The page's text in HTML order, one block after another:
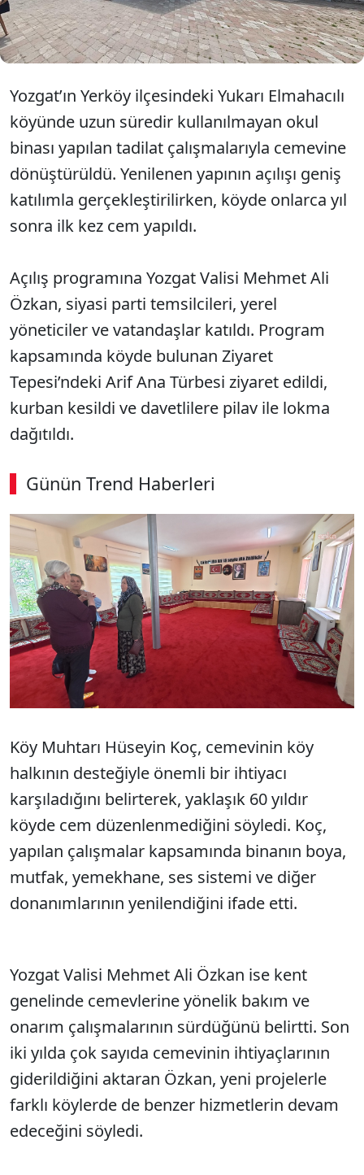
edildi
Yozgat’ın Yerköy ilçesindeki Yukarı Elmahacılı
köyünde uzun süredir kullanılmayan okul
binası yapılan tadilat çalışmalarıyla cemevine
dönüştürüldü. Yenilenen yapının açılışı geniş
katılımla gerçekleştirilirken, köyde onlarca yıl
sonra ilk kez cem yapıldı.
Açılış programına Yozgat Valisi Mehmet Ali
Özkan, siyasi parti temsilcileri, yerel
yöneticiler ve vatandaşlar katıldı. Program
kapsamında köyde bulunan Ziyaret
Tepesi’ndeki Arif Ana Türbesi ziyaret edildi,
kurban kesildi ve davetlilere pilav ile lokma
dağıtıldı.
Günün Trend Haberleri
Köy Muhtarı Hüseyin Koç, cemevinin köy
halkının desteğiyle önemli bir ihtiyacı
karşıladığını belirterek, yaklaşık 60 yıldır
köyde cem düzenlenmediğini söyledi. Koç,
yapılan çalışmalar kapsamında binanın boya,
mutfak, yemekhane, ses sistemi ve diğer
donanımlarının yenilendiğini ifade etti.
Yozgat Valisi Mehmet Ali Özkan ise kent
genelinde cemevlerine yönelik bakım ve
onarım çalışmalarının sürdüğünü belirtti. Son
iki yılda çok sayıda cemevinin ihtiyaçlarının
giderildiğini aktaran Özkan, yeni projelerle
farklı köylerde de benzer hizmetlerin devam
edeceğini söyledi.